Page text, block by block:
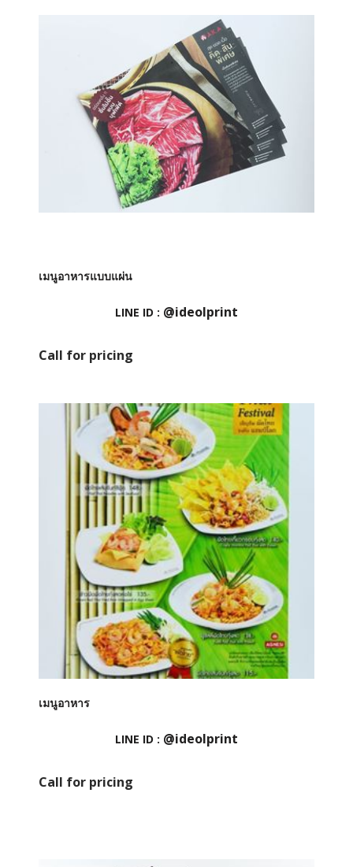
เมนูอาหารแบบแผ่น
LINE ID : @ideolprint
Call for pricing
เมนูอาหาร
LINE ID : @ideolprint
Call for pricing